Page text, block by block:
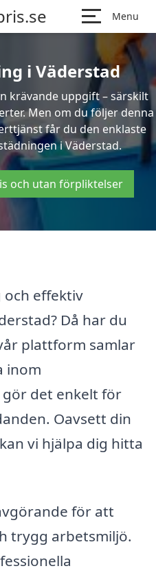
Menu
i Väderstad
krävande uppgift – särskilt
Men om du följer denna
får du den enklaste
i Väderstad.
och utan förpliktelser
effektiv
Då har du
plattform samlar
inom
det enkelt för
Oavsett din
vi hjälpa dig hitta
för att
trygg arbetsmiljö.